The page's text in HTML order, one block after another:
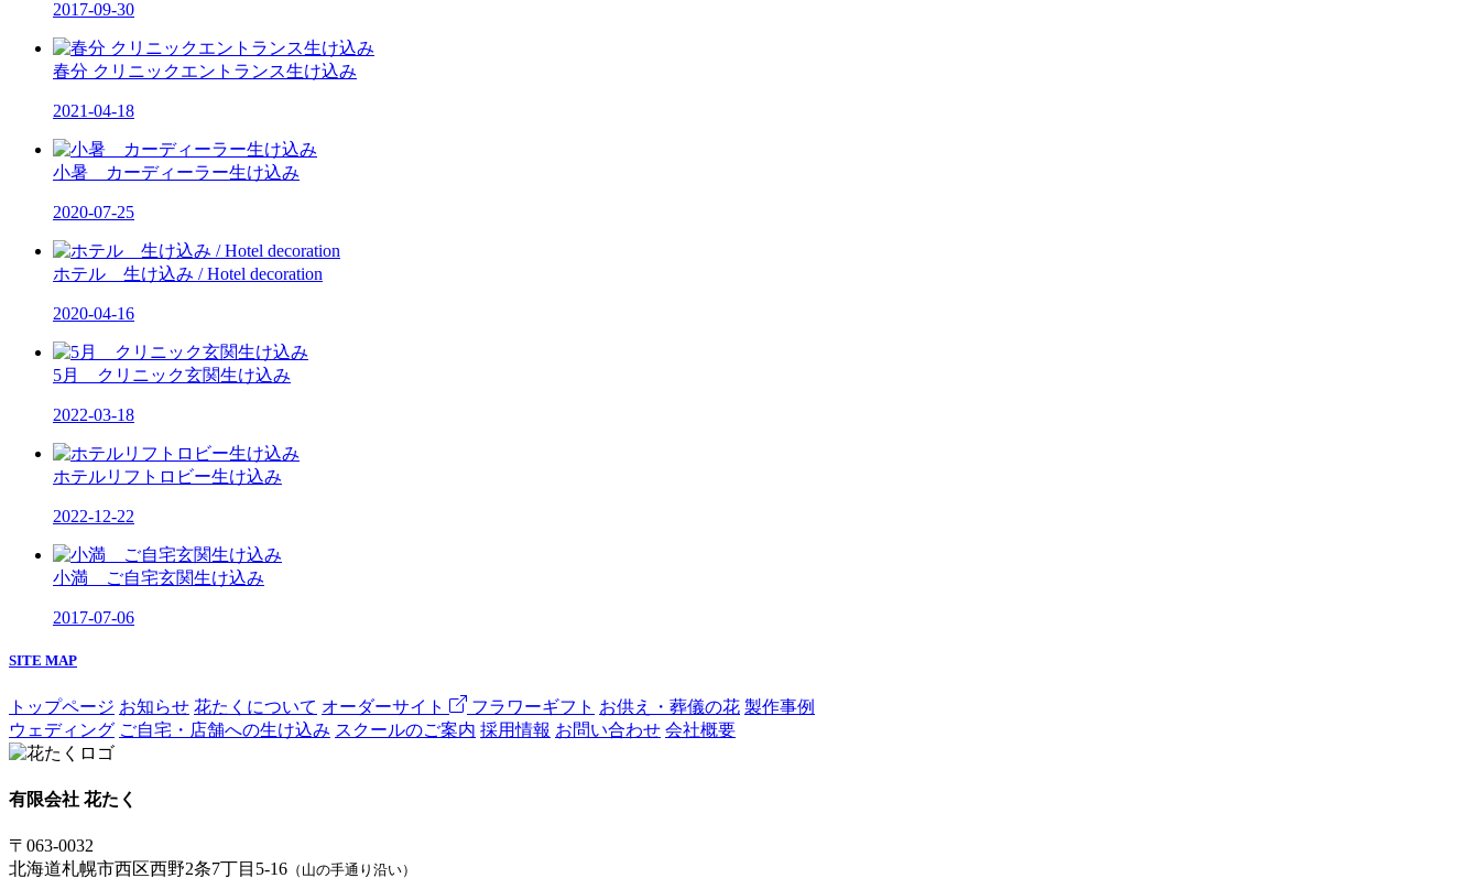
2017-09-30
春分 クリニックエントランス生け込み
2021-04-18
小暑 カーディーラー生け込み
2020-07-25
ホテル 生け込み / Hotel decoration
2020-04-16
5月 クリニック玄関生け込み
2022-03-18
ホテルリフトロビー生け込み
2022-12-22
小満 ご自宅玄関生け込み
2017-07-06
SITE MAP
トップページ お知らせ 花たくについて オーダーサイト フラワーギフト お供え・葬儀の花 製作事例
ウェディング ご自宅・店舗への生け込み スクールのご案内 採用情報 お問い合わせ 会社概要
有限会社 花たく
〒063-0032
北海道札幌市西区西野2条7丁目5-16 （山の手通り沿い）